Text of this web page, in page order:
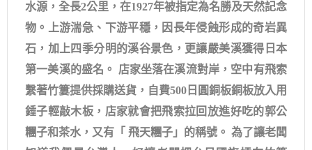
水源，全長2公里，在1927年被指定為名勝及天然記念
物。上游湍急、下游平穩，因長年侵蝕形成的奇岩異
石，加上四季分明的溪谷景色，更讓嚴美溪獲得日本
第一美溪的盛名。 店家坐落在溪流對岸，空中有飛索
繫著竹簍提供採購送貨，自費500日圓銅板銅板放入用
錘子輕敲木板，店家就會把飛索拉回放進好吃的郭公
糰子和茶水，又有「 飛天糰子」的稱號。 為了讓老闆